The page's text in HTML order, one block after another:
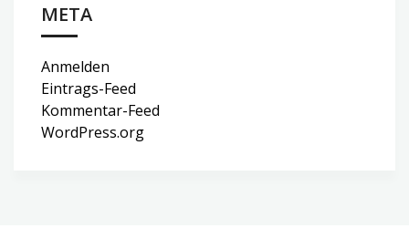
META
Anmelden
Eintrags-Feed
Kommentar-Feed
WordPress.org